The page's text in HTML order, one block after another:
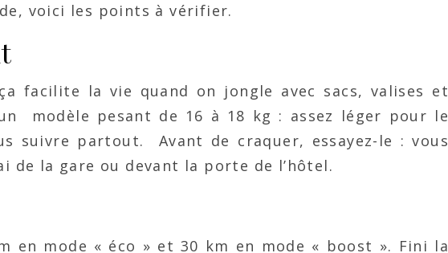
voici les points à vérifier.
facilite la vie quand on jongle avec sacs, valises et
modèle pesant de 16 à 18 kg : assez léger pour le
suivre partout. Avant de craquer, essayez-le : vous
de la gare ou devant la porte de l’hôtel.
en mode « éco » et 30 km en mode « boost ». Fini la